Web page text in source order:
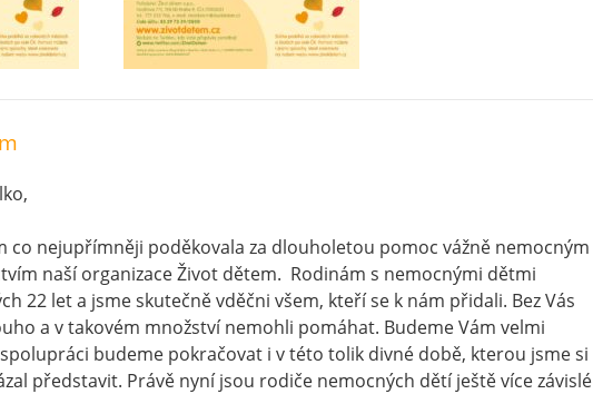
co nejupřímněji poděkovala za dlouholetou pomoc vážně nemocným
naší organizace Život dětem. Rodinám s nemocnými dětmi
22 let a jsme skutečně vděčni všem, kteří se k nám přidali. Bez Vás
a v takovém množství nemohli pomáhat. Budeme Vám velmi
budeme pokračovat i v této tolik divné době, kterou jsme si
představit. Právě nyní jsou rodiče nemocných dětí ještě více závislé